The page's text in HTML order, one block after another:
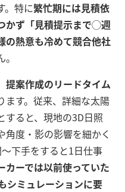
。特に繁忙期には見積依
かず「見積提示まで◯週
の熱意も冷めて競合他社
提案作成のリードタイム
ます。従来、詳細な太陽
すると、現地の3D日照
角度・影の影響を細かく
下手をすると1日仕事
カーでは以前使っていた
シミュレーションに要